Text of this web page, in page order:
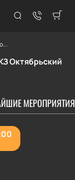
Октябрьский
МЕРОПРИЯТИЯ